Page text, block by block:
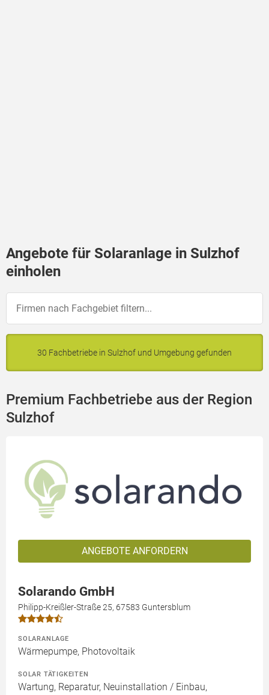
Angebote für Solaranlage in Sulzhof
einholen
30 Fachbetriebe in Sulzhof und Umgebung gefunden
Premium Fachbetriebe aus der Region
Sulzhof
ANGEBOTE ANFORDERN
Solarando GmbH
Philipp-Kreißler-Straße 25, 67583 Guntersblum
SOLARANLAGE
Wärmepumpe, Photovoltaik
SOLAR TÄTIGKEITEN
Wartung, Reparatur, Neuinstallation / Einbau,